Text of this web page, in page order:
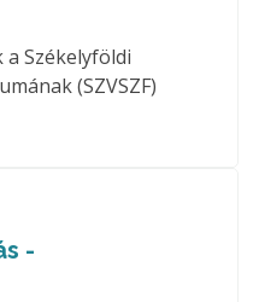
Székelyföldi
(SZVSZF)
-